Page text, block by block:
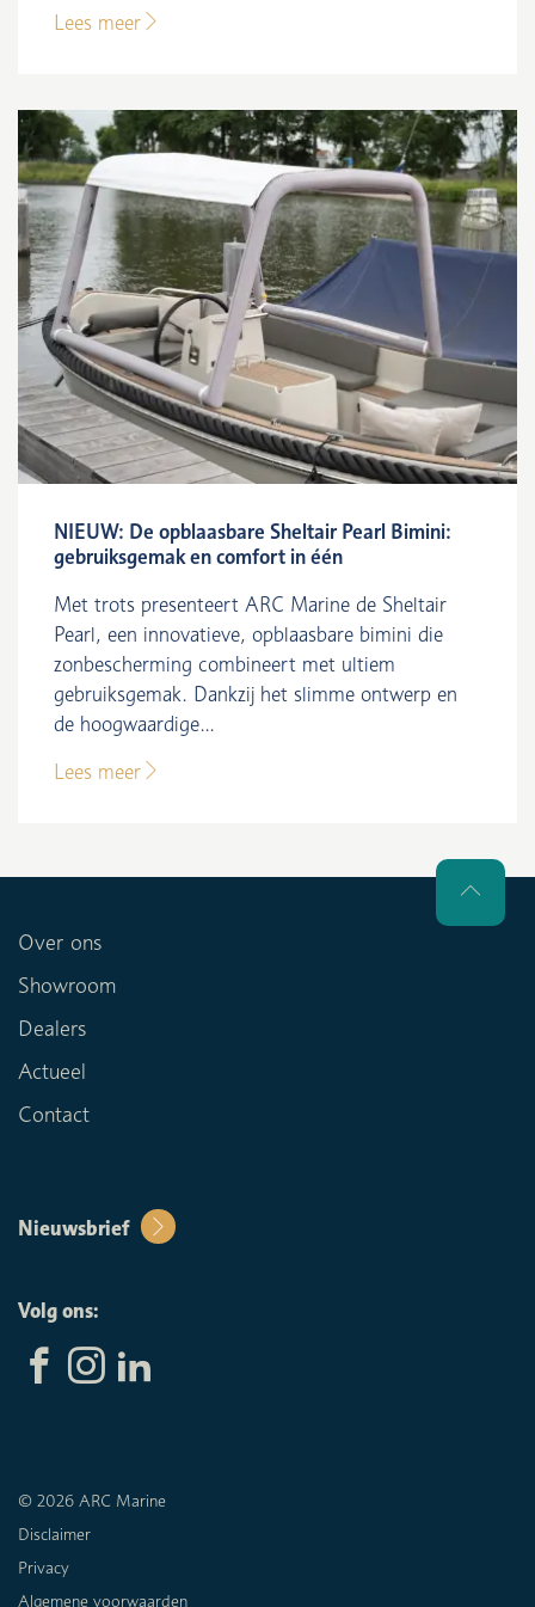
Lees meer
NIEUW: De opblaasbare Sheltair Pearl Bimini:
gebruiksgemak en comfort in één
Met trots presenteert ARC Marine de Sheltair
Pearl, een innovatieve, opblaasbare bimini die
zonbescherming combineert met ultiem
gebruiksgemak. Dankzij het slimme ontwerp en
de hoogwaardige...
Lees meer
Over ons
Showroom
Dealers
Actueel
Contact
Nieuwsbrief
Volg ons:
© 2026 ARC Marine
Disclaimer
Privacy
Algemene voorwaarden